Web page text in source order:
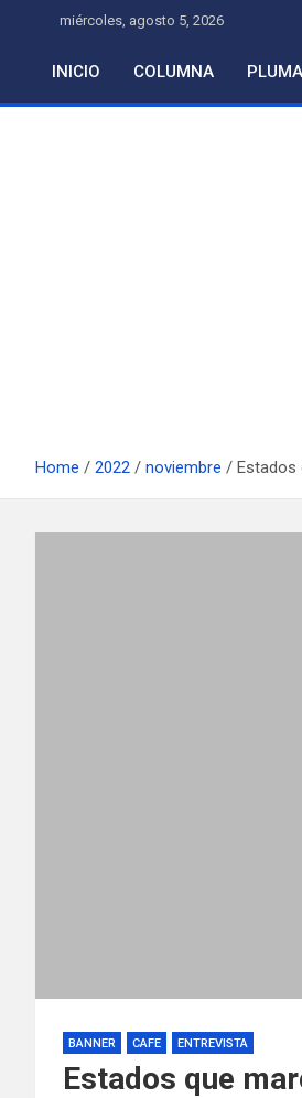
content
miércoles, agosto 5, 2026
INICIO COLUMNA
Home 2022 noviembre Estados
BANNER CAFE ENTREVISTA
Estados que